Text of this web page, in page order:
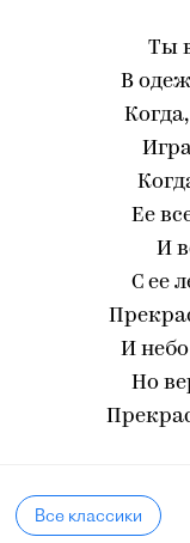
Ты
В
Ее
И
С ее
И
Но
Все классики